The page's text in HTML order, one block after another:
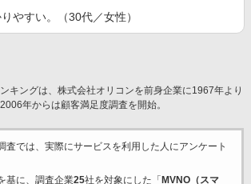
やすい。（30代／女性）
キングは、株式会社オリコンを前身企業に1967年より
年からは顧客満足度調査を開始。
査では、実際にサービスを利用した 人にアンケート
基に、調査企業25社を対象にした「 MVNO（スマ